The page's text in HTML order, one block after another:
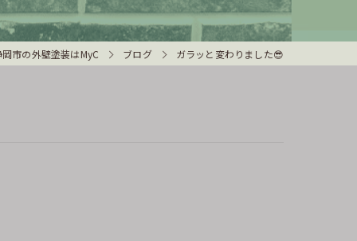
市の外壁塗装はMyC ブログ ガラッと変わりました😎